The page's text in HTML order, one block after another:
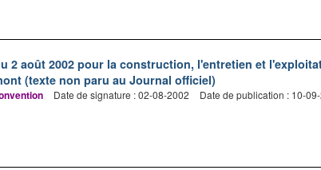
2 août 2002 pour la construction, l'entretien et
(texte non paru au Journal officiel)
Date de signature : 02-08-2002 Date de publication : 10-